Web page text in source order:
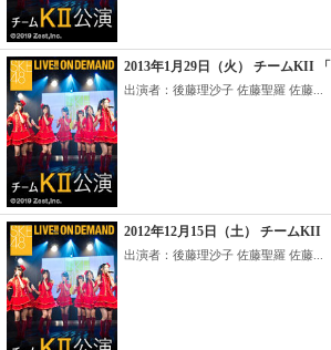
2013年1月29日（火） チームKII
出演者：後藤理沙子 佐藤聖羅 佐藤...
2012年12月15日（土） チームKII
出演者：後藤理沙子 佐藤聖羅 佐藤...